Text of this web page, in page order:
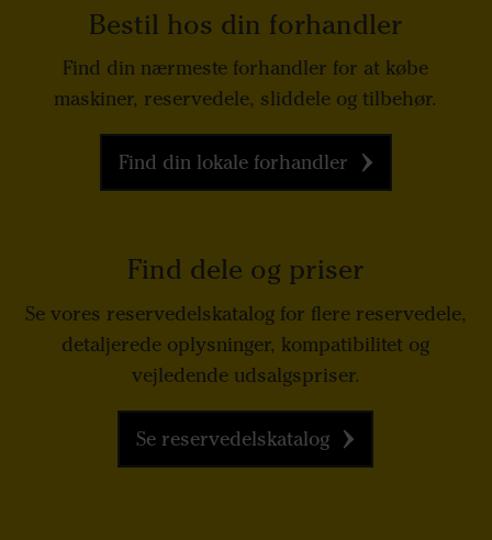
Bestil hos din forhandler
Find din nærmeste forhandler for at købe
maskiner, reservedele, sliddele og tilbehør.
Find din lokale forhandler
Find dele og priser
Se vores reservedelskatalog for flere reservedele,
detaljerede oplysninger, kompatibilitet og
vejledende udsalgspriser.
Se reservedelskatalog